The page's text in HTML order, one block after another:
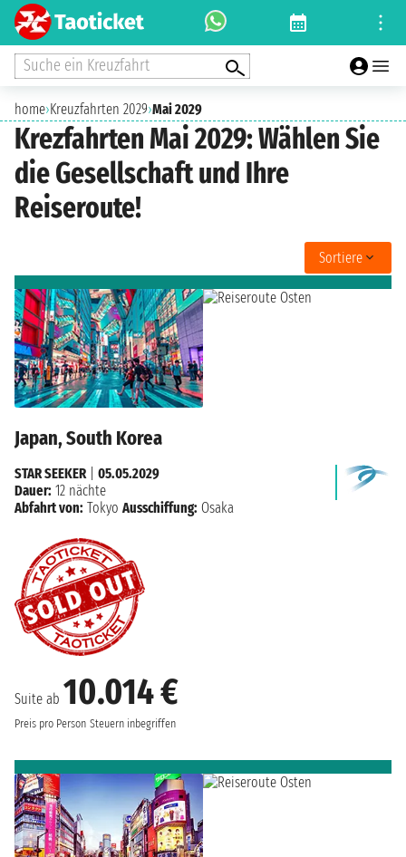
Suche ein Kreuzfahrt
home›Kreuzfahrten 2029›Mai 2029
Krezfahrten Mai 2029: Wählen Sie
die Gesellschaft und Ihre
Reiseroute!
Sortiere
Japan, South Korea
Suite ab 10.014 €
Preis pro Person Steuern inbegriffen
STAR SEEKER
05.05.2029
Dauer: 12 nächte
Abfahrt von: Tokyo Ausschiffung: Osaka